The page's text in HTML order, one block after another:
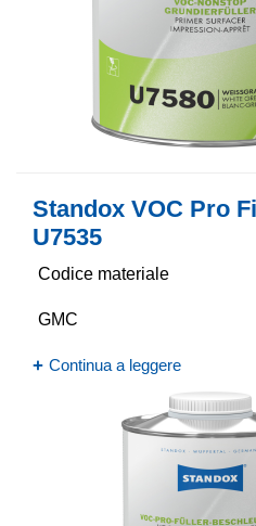
Standox VOC Pro
U7535
Codice materiale
GMC
Continua a leggere